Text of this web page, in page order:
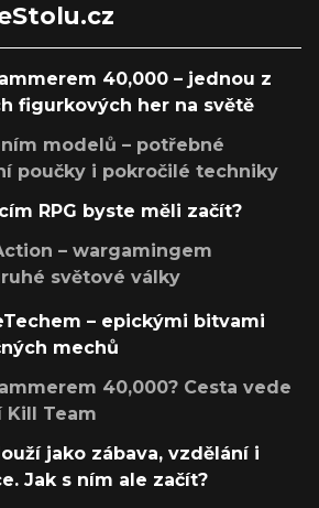
40,000 – jednou z
figurkových her na světě
modelů – potřebné
poučky i pokročilé techniky
RPG byste měli začít?
– wargamingem
světové války
– epickými bitvami
mechů
40,000? Cesta vede
Kill Team
jako zábava, vzdělání i
Jak s ním ale začít?